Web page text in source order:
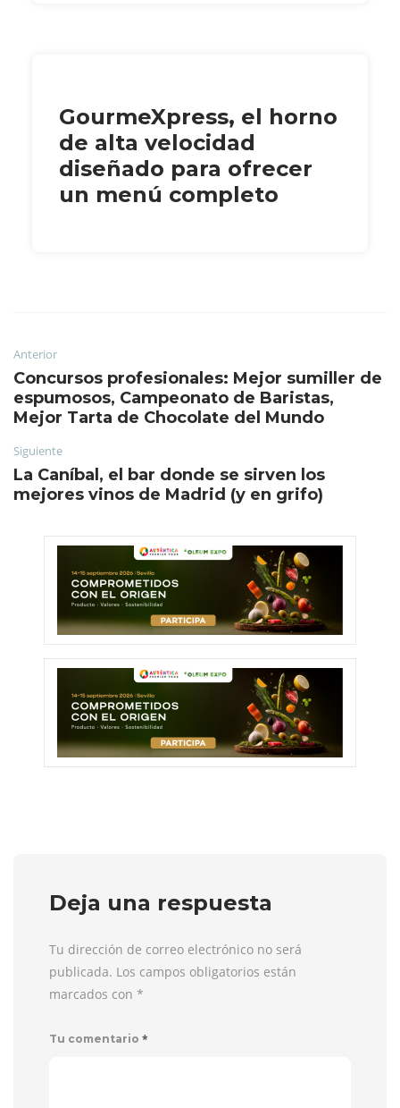
GourmeXpress, el horno
de alta velocidad
diseñado para ofrecer
un menú completo
Anterior
Concursos profesionales: Mejor sumiller de
espumosos, Campeonato de Baristas,
Mejor Tarta de Chocolate del Mundo
Siguiente
La Caníbal, el bar donde se sirven los
mejores vinos de Madrid (y en grifo)
Deja una respuesta
Tu dirección de correo electrónico no será
publicada. Los campos obligatorios están
marcados con *
Tu comentario *